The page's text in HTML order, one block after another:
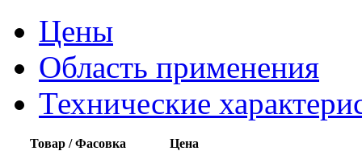
Цены
Область применения
Технические
Товар / Фасовка Цена